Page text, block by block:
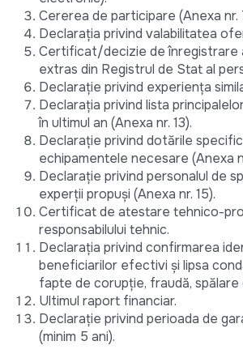
Cererea de participare (Anexa nr.
Declarația privind valabilitatea
Certificat/decizie de înregistrare
extras din Registrul de Stat al
Declarație privind experiența
Declarația privind lista
în ultimul an (Anexa nr. 13).
Declarație privind dotările
echipamentele necesare (Anexa
Declarație privind personalul de
experții propuși (Anexa nr. 15).
Certificat de atestare tehnico-
responsabilului tehnic.
Declarația privind confirmarea
beneficiarilor efectivi și lipsa
fapte de corupție, fraudă, spălare
Ultimul raport financiar.
Declarație privind perioada de
(minim 5 ani).